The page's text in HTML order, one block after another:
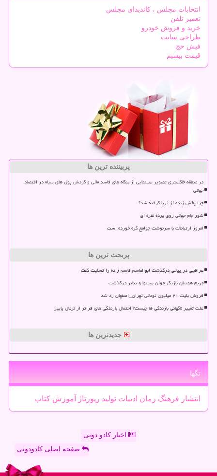
انتخابات مجلس ، کاندیدای مجلس
تعمیر تلفن
خرید و فروش خودرو
طراحی سایت
فیش حج
قیمت بیسیم
پربیننده ترین ها
در منطقه خاکستری تصویر سینمایی از بنگاه های فاسد مالی و گردش پول های سیاه در اقتصاد
جهانی
چرا پخش زنده از ثریا گرفته شد؟
شور جام جهانی روی پرده نقره ای
امروز ارتباطات با سرنوشت جوامع گره خورده است
پربحث ترین ها
عراقچی در پیامی درگذشت ابوالقاسم قاسم زاده را تسلیت گفت
مریم همتیان بازیگر جوان سینما و تئاتر درگذشت
فروش بلیت ۲۱ میلیون تومانی تهران_اصفهان رد شد
علت تغییر ناگهانی بارندگی ها چیست؟ احتمال بارندگی های فراتر از نرمال پاییز
جدیدترین ها
تگها
انتشار فرهنگ رمان ادبیات تولید رپورتاژ آموزش كتاب
اخبار کادو دونی
صفحه اصلی کادودونی